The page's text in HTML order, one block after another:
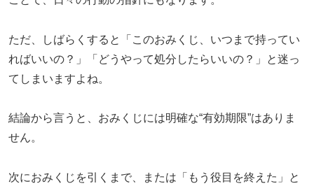
ただ、しばらくすると「このおみくじ、いつまで持ってい
ればいいの？」「どうやって処分したらいいの？」と迷っ
てしまいますよね。
結論から言うと、おみくじには明確な“有効期限”はありま
せん。
次におみくじを引くまで、または「もう役目を終えた」と